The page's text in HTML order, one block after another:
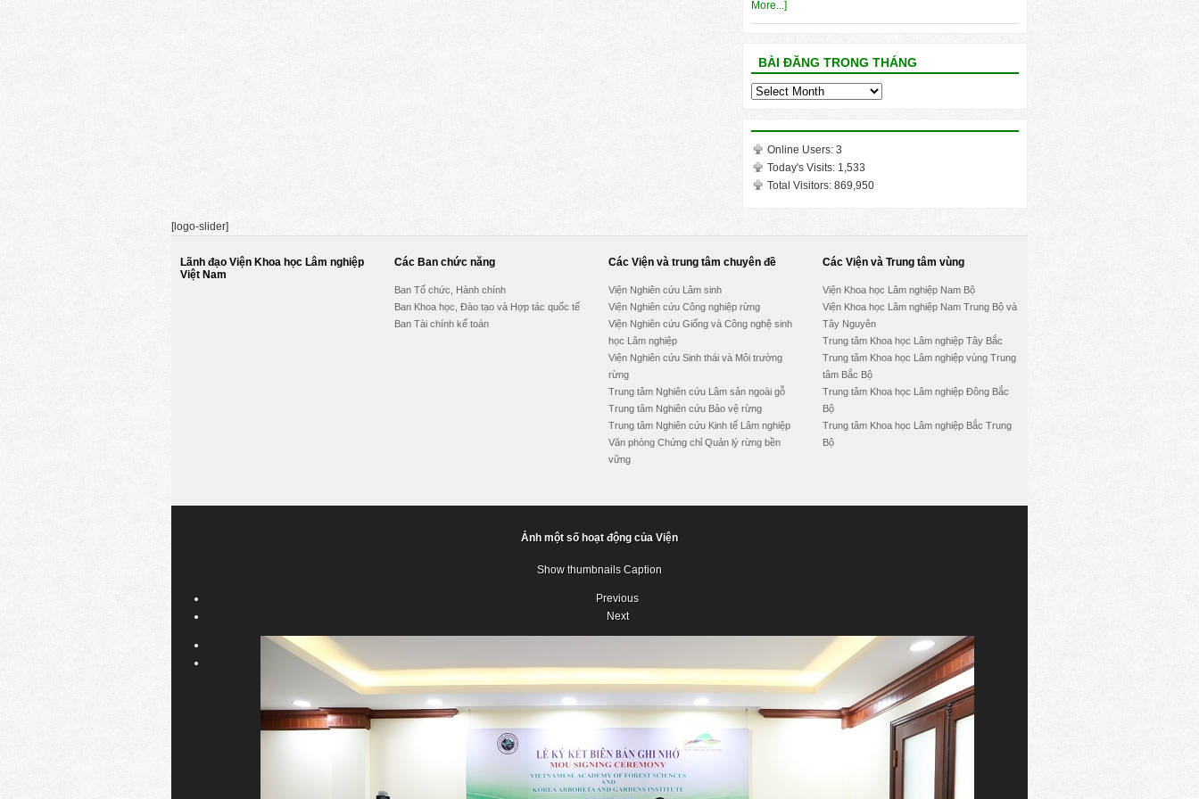
More...]
BÀI ĐĂNG TRONG THÁNG
Bài
thángOnline Users: 3
Today's Visits: 1,533
Total Visitors: 869,950
[logo-slider]
Lãnh đạo Viện Khoa học Lâm nghiệp
Việt Nam
Các Ban chức năng
Ban Tổ chức, Hành chính
Ban Khoa học, Đào tạo và Hợp tác quốc tế
Ban Tài chính kế toán
Các Viện và trung tâm chuyên đề
Viện Nghiên cứu Lâm sinh
Viện Nghiên cứu Công nghiệp rừng
Viện Nghiên cứu Giống và Công nghệ sinh
học Lâm nghiệp
Viện Nghiên cứu Sinh thái và Môi trường
rừng
Trung tâm Nghiên cứu Lâm sản ngoài gỗ
Trung tâm Nghiên cứu Bảo vệ rừng
Trung tâm Nghiên cứu Kinh tế Lâm nghiệp
Văn phòng Chứng chỉ Quản lý rừng bền
vững
Các Viện và Trung tâm vùng
Viện Khoa học Lâm nghiệp Nam Bộ
Viện Khoa học Lâm nghiệp Nam Trung Bộ và
Tây Nguyên
Trung tâm Khoa học Lâm nghiệp Tây Bắc
Trung tâm Khoa học Lâm nghiệp vùng Trung
tâm Bắc Bộ
Trung tâm Khoa học Lâm nghiệp Đông Bắc
Bộ
Trung tâm Khoa học Lâm nghiệp Bắc Trung
Bộ
Ảnh một số hoạt động của Viện
Show thumbnails Caption
Previous
Next